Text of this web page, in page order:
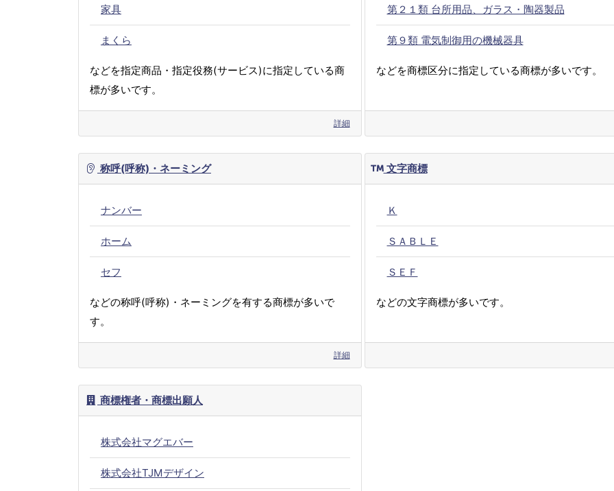
家具
まくら
などを指定商品・指定役務(サービス)に指定している商
標が多いです。
詳細
第２１類 台所用品、ガラス・陶器製品
第９類 電気制御用の機械器具
などを商標区分に指定している商標が多いです。
称呼(呼称)・ネーミング
ナンバー
ホーム
セフ
などの称呼(呼称)・ネーミングを有する商標が多いで
す。
詳細
文字商標
Ｋ
ＳＡＢＬＥ
ＳＥＦ
などの文字商標が多いです。
商標権者・商標出願人
株式会社マグエバー
株式会社TJMデザイン